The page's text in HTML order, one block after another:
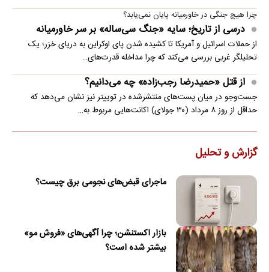
چرا هیچ جنگی در خاورمیانه پایان نمی‌یابد؟
درسی از تاریخ؛ سایه «جنگ سی‌ساله» بر سر خاورمیانه
از حملات اسرائیل و آمریکا تا کشیده شدن پای اوکراین به دریای خزر؛ یک
تحلیلگر غربی بررسی می‌کند که چرا مداخله قدرت‌های…
از قتل «حمیدرضا رجب‌زاده» چه می‌دانیم؟
جست‌وجو در میان پست‌های منتشرشده در توییتر نیز نشان می‌دهد که
حداقل از روز ۸ مرداد (۳۰ جولای) اکانت‌هایی مربوط به…
گزارش و تحلیل
ماجرای قبض‌های نجومی برق چیست؟
بازار اکستنشن؛ چرا آگهی‌های «فروش مو»
بیشتر شده است؟